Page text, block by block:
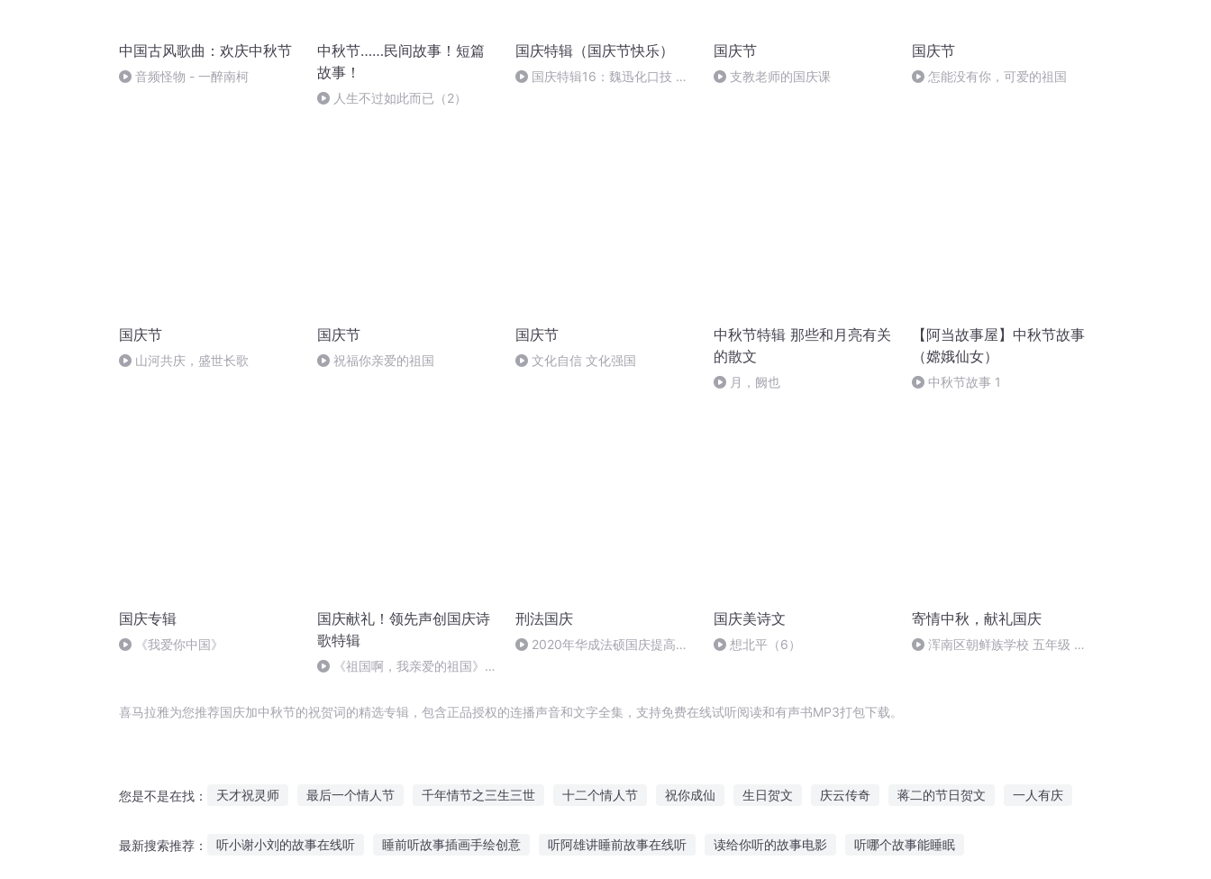
中国古风歌曲：欢庆中秋节
音频怪物 - 一醉南柯
中秋节……民间故事！短篇
故事！
人生不过如此而已（2）
国庆特辑（国庆节快乐）
国庆特辑16：魏迅化口技 二
国庆节
支教老师的国庆课
国庆节
怎能没有你，可爱的祖国
国庆节
山河共庆，盛世长歌
国庆节
祝福你亲爱的祖国
国庆节
文化自信 文化强国
中秋节特辑 那些和月亮有关
的散文
月，阙也
【阿当故事屋】中秋节故事
（嫦娥仙女）
中秋节故事 1
国庆专辑
《我爱你中国》
国庆献礼！领先声创国庆诗
歌特辑
《祖国啊，我亲爱的祖国》温
刑法国庆
2020年华成法硕国庆提高班
国庆美诗文
想北平（6）
寄情中秋，献礼国庆
浑南区朝鲜族学校 五年级 孙
喜马拉雅为您推荐国庆加中秋节的祝贺词的精选专辑，包含正品授权的连播声音和文字全集，支持免费在线试听阅读和有声书MP3打包下载。
您是不是在找： 天才祝灵师 最后一个情人节 千年情节之三生三世 十二个情人节 祝你成仙 生日贺文 庆云传奇 蒋二的节日贺文 一人有庆
最新搜索推荐： 听小谢小刘的故事在线听 睡前听故事插画手绘创意 听阿雄讲睡前故事在线听 读给你听的故事电影 听哪个故事能睡眠